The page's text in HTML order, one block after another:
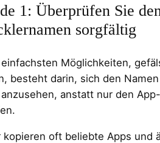
1: Überprüfen Sie
sorgfältig
Möglichkeiten,
besteht darin, sich den
anstatt nur den
kopieren oft beliebte Apps und